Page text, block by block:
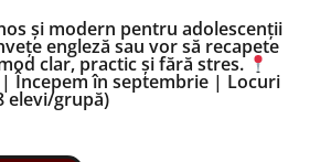
și modern pentru adolescenții
engleză sau vor să recapete
clar, practic și fără stres.
| Începem în septembrie | Locuri
elevi/grupă)